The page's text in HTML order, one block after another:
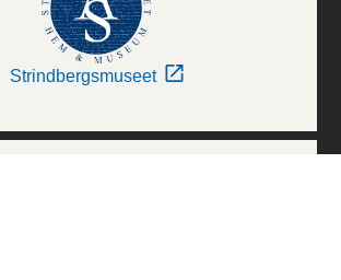
Strindbergsmuseet